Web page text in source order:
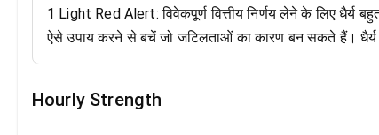
1 Light Red Alert: विवेकपूर्ण वित्तीय निर्णय लेने के लिए धैर्य
ऐसे उपाय करने से बचें जो जटिलताओं का कारण बन सकते हैं। धैर्य
Hourly Strength